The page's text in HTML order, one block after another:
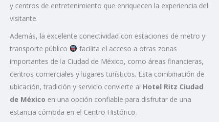
y centros de entretenimiento que enriquecen la experiencia del
visitante.
Además, la excelente conectividad con estaciones de metro y
transporte público
facilita el acceso a otras zonas
importantes de la Ciudad de México, como áreas financieras,
centros comerciales y lugares turísticos. Esta combinación de
ubicación, tradición y servicio convierte al Hotel Ritz Ciudad
de México en una opción confiable para disfrutar de una
estancia cómoda en el Centro Histórico.